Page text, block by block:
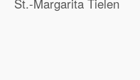
St.-Margarita Tielen